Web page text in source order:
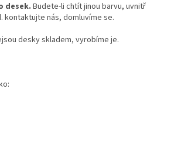
desek. Budete-li chtít jinou barvu, uvnitř
kontaktujte nás, domluvíme se.
desky skladem, vyrobíme je.